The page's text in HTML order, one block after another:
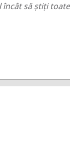
să știți